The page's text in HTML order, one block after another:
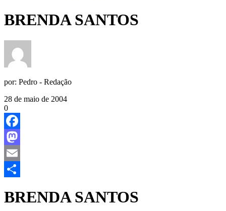
BRENDA SANTOS
por: Pedro - Redação
28 de maio de 2004
0
Facebook
Mastodon
Email
BRENDA SANTOS